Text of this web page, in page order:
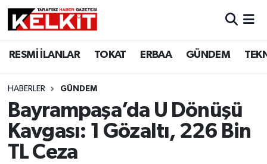
RESMİ İLANLAR TOKAT ERBAA GÜNDEM
HABERLER GÜNDEM
Bayrampaşa’da U Dönüşü
Kavgası: 1 Gözaltı, 226 Bin
TL Ceza